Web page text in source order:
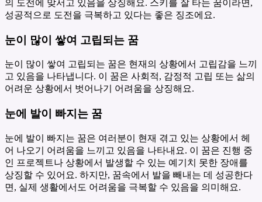
의 도전에 맞서고 있음을 상징해요. 스키를 잘 타는 꿈이라면,
성공적으로 도전을 극복하고 있다는 좋은 징조에요.
눈이 많이 쌓여 고립되는 꿈
눈이 많이 쌓여 고립되는 꿈은 현재의 상황에서 고립감을 느끼
고 있음을 나타냅니다. 이 꿈은 사회적, 감정적 고립 또는 삶의
어려운 상황에서 벗어나기 어려움을 상징해요.
눈에 발이 빠지는 꿈
눈에 발이 빠지는 꿈은 여러분이 현재 겪고 있는 상황에서 헤
어 나오기 어려움을 느끼고 있음을 나타내요. 이 꿈은 진행 중
인 프로젝트나 상황에서 발생할 수 있는 예기치 못한 장애를
상징할 수 있어요. 하지만, 꿈속에서 발을 빼내는 데 성공한다
면, 실제 생활에서도 어려움을 극복할 수 있음을 의미해요.